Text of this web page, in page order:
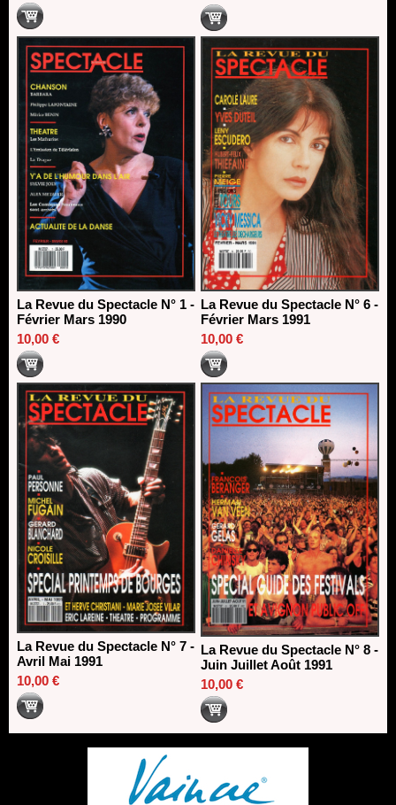
La Revue du Spectacle N° 1 -
Février Mars 1990
10,00 €
La Revue du Spectacle N° 6 -
Février Mars 1991
10,00 €
La Revue du Spectacle N° 7 -
Avril Mai 1991
10,00 €
La Revue du Spectacle N° 8 -
Juin Juillet Août 1991
10,00 €